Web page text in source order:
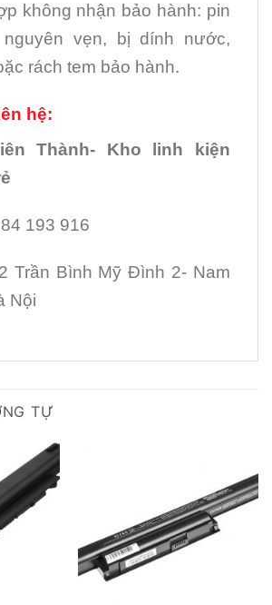
không nhận bảo hành: pin
nguyên vẹn, bị dính nước,
rách tem bảo hành.
hệ:
Thành- Kho linh kiện
193 916
Trần Bình Mỹ Đình 2- Nam
Nội
TỰ